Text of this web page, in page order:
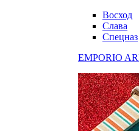
Восход
Слава
Спецназ
EMPORIO